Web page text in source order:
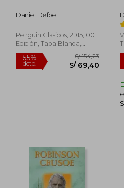
Daniel Defoe
Penguin Clasicos, 2015, 001
Edición, Tapa Blanda,
Nuevo